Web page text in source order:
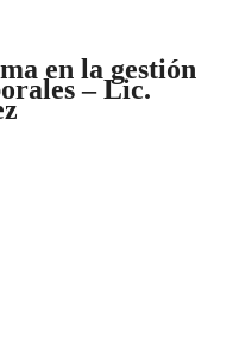
en la gestión
– Lic.